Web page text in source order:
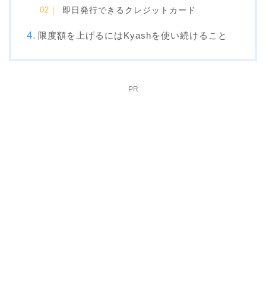
即日発行できるクレジットカード
限度額を上げるにはKyashを使い続けること
PR